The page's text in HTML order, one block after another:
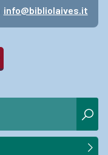
info@bibliolaives.it